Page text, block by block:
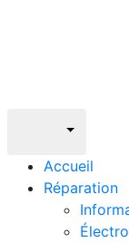
Accueil
Réparation